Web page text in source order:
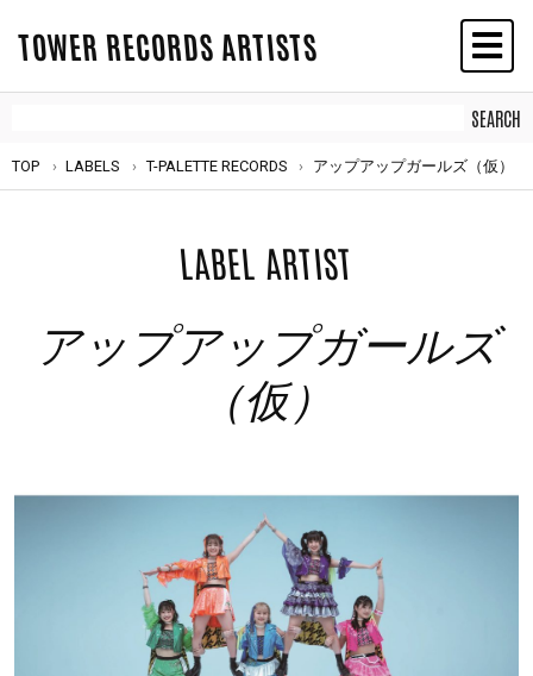
TOWER RECORDS ARTISTS
TOP LABELS T-PALETTE RECORDS アップアップガールズ（仮）
LABEL ARTIST
アップアップガールズ
（仮）